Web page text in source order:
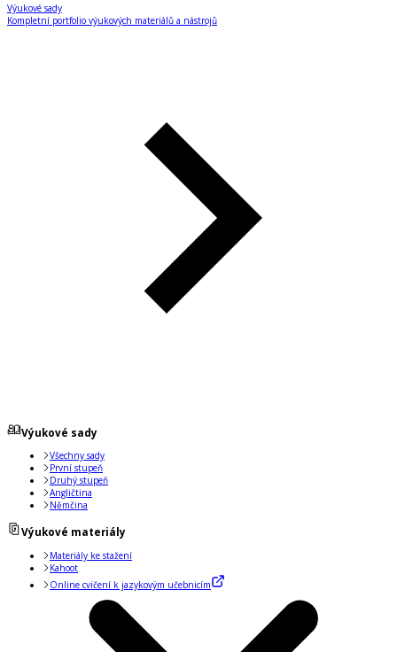
Výukové sady
Kompletní portfolio výukových materiálů a nástrojů
Výukové sady
Všechny sady
První stupeň
Druhý stupeň
Angličtina
Němčina
Výukové materiály
Materiály ke stažení
Kahoot
Online cvičení k jazykovým učebnicím